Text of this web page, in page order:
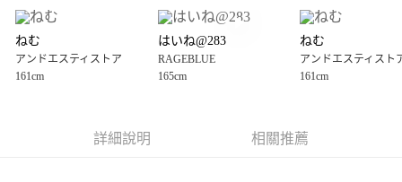
大哥付你分期
【大哥付你分期使用說明】
1.本服務由台灣大哥大提供，台灣大哥大用戶可立即使用無須另外申請。
2.付款方式選擇「大哥付你分期」，訂單成立後會自動跳轉到大哥付的交易
3.實際核准額度、可分期數及費用金額請依後續交易確認頁面所載為準。
4.訂單成立30分鐘內，如未前往確認交易或遇審核未通過，訂單將自動取
AFTEE先享後付
ねむ
アンドエスティストア
161cm
はいね@283
RAGEBLUE
165cm
ねむ
アンドエスティスト
161cm
詳細說明 相關推薦